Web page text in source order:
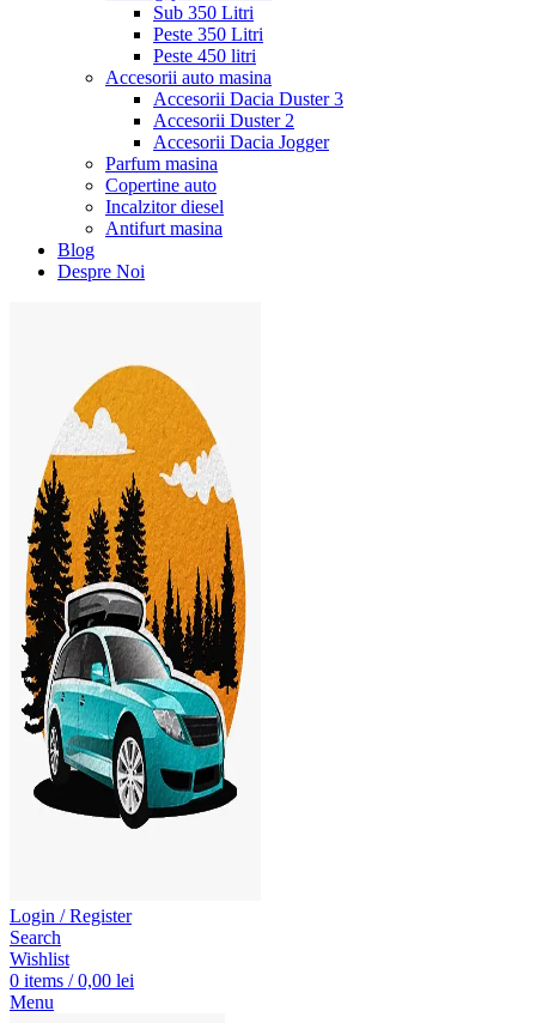
Sub 350 Litri
Peste 350 Litri
Peste 450 litri
Accesorii auto masina
Accesorii Dacia Duster 3
Accesorii Duster 2
Accesorii Dacia Jogger
Parfum masina
Copertine auto
Incalzitor diesel
Antifurt masina
Blog
Despre Noi
Login / Register
Search
Wishlist
0 items / 0,00 lei
Menu